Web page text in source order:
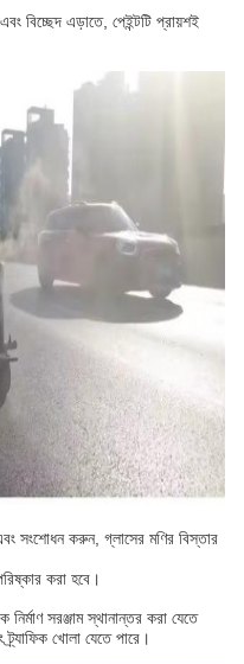
বিচ্ছেদ এড়াতে, পেইন্টটি প্রায়শই
সংশোধন করুন, গ্লাসের মণির বিস্তার
করা হবে।
সরঞ্জাম স্থানান্তর করা যেতে
ট্র্যাফিক খোলা যেতে পারে।